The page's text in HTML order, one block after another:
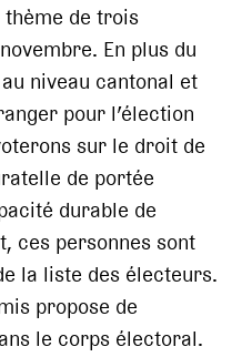
de trois
En plus du
niveau cantonal et
pour l’élection
sur le droit de
de portée
durable de
ces personnes sont
la liste des électeurs.
propose de
le corps électoral.